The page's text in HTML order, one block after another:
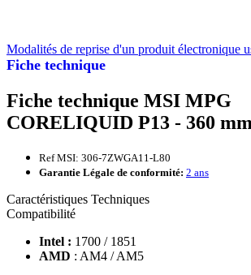
Fiche technique
Modalités de reprise d'un produit électronique
Fiche technique MSI MPG
CORELIQUID P13 - 360 mm
Ref MSI: 306-7ZWGA11-L80
Garantie Légale de conformité: 2 ans
Caractéristiques Techniques
Compatibilité
Intel : 1700 / 1851
AMD : AM4 / AM5